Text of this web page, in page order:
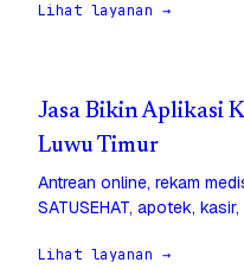
Lihat layanan →
Jasa Bikin Aplikasi
Luwu Timur
Antrean online, rekam
SATUSEHAT, apotek,
Lihat layanan →